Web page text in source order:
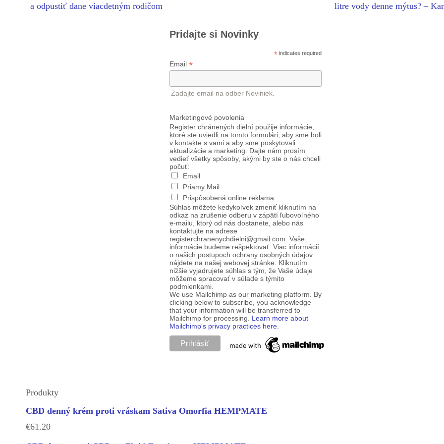
a odpustiť dane viacdetným rodičom litre vody denne mýtus? –
Pridajte si Novinky
* indicates required
Email *
Zadajte email na odber Noviniek.
Marketingové povolenia
Register chránených dielní použije informácie,
ktoré ste uviedli na tomto formulári, aby sme boli
v kontakte s vami a aby sme poskytovali
aktualizácie a marketing. Dajte nám prosím
vedieť všetky spôsoby, akými by ste o nás chceli
počuť:
Email
Priamy Mail
Prispôsobená online reklama
Súhlas môžete kedykoľvek zmeniť kliknutím na
odkaz na zrušenie odberu v zápätí ľubovoľného
e-mailu, ktorý od nás dostanete, alebo nás
kontaktujte na adrese
registerchranenychdielni@gmail.com. Vaše
informácie budeme rešpektovať. Viac informácií
o našich postupoch ochrany osobných údajov
nájdete na našej webovej stránke. Kliknutím
nižšie vyjadrujete súhlas s tým, že Vaše údaje
môžeme spracovať v súlade s týmito
podmienkami.
We use Mailchimp as our marketing platform. By
clicking below to subscribe, you acknowledge
that your information will be transferred to
Mailchimp for processing. Learn more about
Mailchimp's privacy practices here.
Produkty
CBD denný krém proti vráskam Sativa Omorfia HEMPMATE
€61.20